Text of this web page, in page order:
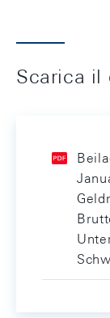
Scarica il